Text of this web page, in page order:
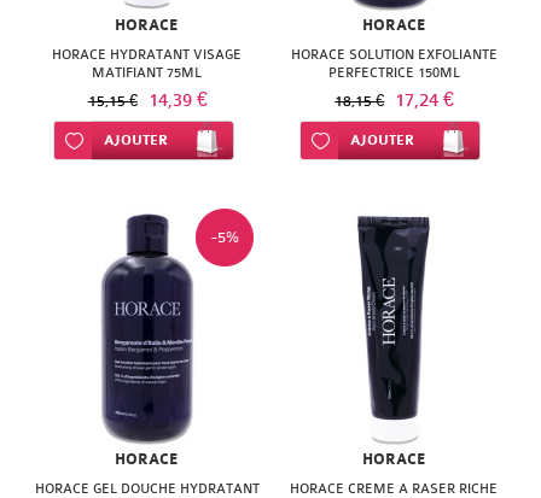
HORACE
HORACE HYDRATANT VISAGE
MATIFIANT 75ML
15,15 € 14,39 €
Ajouter à ma liste d’envie
AJOUTER
HORACE
HORACE SOLUTION EXFOLIANTE
PERFECTRICE 150ML
18,15 € 17,24 €
Ajouter à ma liste d’envie
AJOUTER
-5%
HORACE
HORACE GEL DOUCHE HYDRATANT
HORACE
HORACE CREME A RASER RICHE